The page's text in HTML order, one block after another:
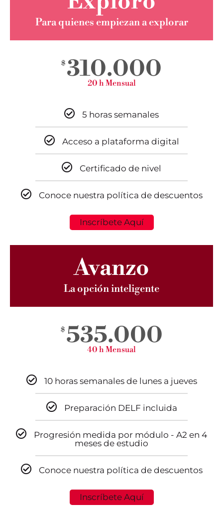
Para quienes empiezan a explorar
$ 310.000
20 h Mensual
5 horas semanales
Acceso a plataforma digital
Certificado de nivel
Conoce nuestra política de descuentos
Inscríbete Aquí
Avanzo
La opción inteligente
$ 535.000
40 h Mensual
10 horas semanales de lunes a jueves
Preparación DELF incluida
Progresión medida por módulo - A2 en 4
meses de estudio
Conoce nuestra política de descuentos
Inscríbete Aquí